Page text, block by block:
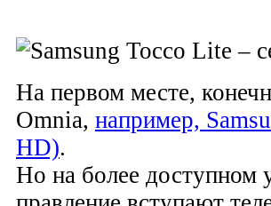
На первом месте,
Omnia, например,
HD).
Но на более доступном